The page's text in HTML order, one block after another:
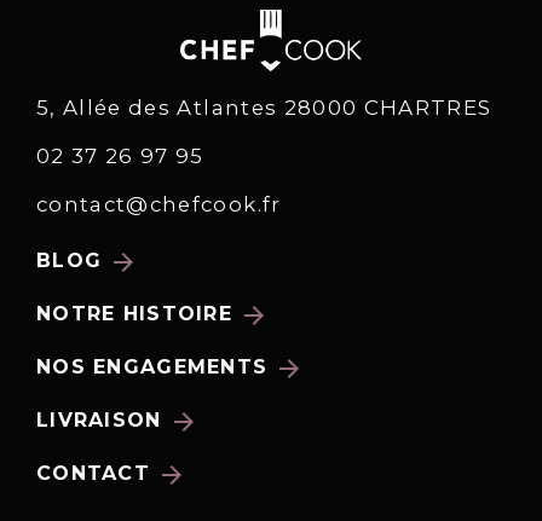
5, Allée des Atlantes 28000 CHARTRES
02 37 26 97 95
contact@chefcook.fr
BLOG arrow_forward
NOTRE HISTOIRE arrow_forward
NOS ENGAGEMENTS arrow_forward
LIVRAISON arrow_forward
CONTACT arrow_forward